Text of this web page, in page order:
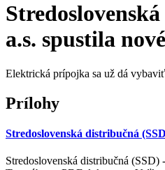
a.s. spustila
Elektrická prípojka sa už dá
Prílohy
Stredoslovenská distribučná
Stredoslovenská distribučná